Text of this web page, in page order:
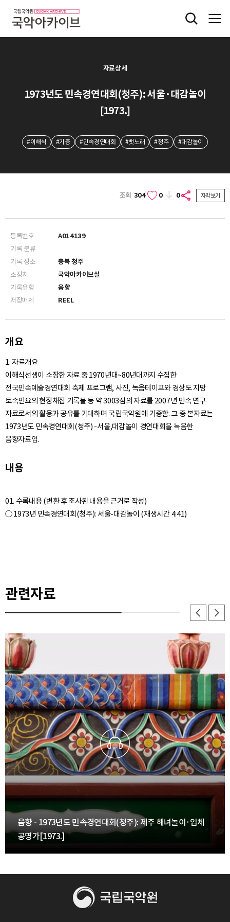
자료상세
1973년도 민속경연대회(청주): 서울·대감놀이
[1973.]
#이해식 #기증 #민속경연대회 #뱃노래 #청주 #대감놀이
조회 304 0 0 자막보기
등록번호
A014139
기록 분류
기록 장소
충북 청주
소장처
국악아카이브실
기록유형
음향
저장매체
REEL
개요
1. 자료개요
이해식선생이 소장한 자료 중 1970년대~80년대까지 수집한
전국민속예술경연대회 축제 프로그램, 사진, 녹음테이프와 경상도 지방
토속민요의 현장채집 기록물 등 약 3003점의 자료를 2007년 민속 연구
자료로서의 활용과 공유를 기대하며 국립국악원에 기증함. 그 중 본자료는
1973년도 민속경연대회(청주) -서울,대감놀이 경연대회을 녹음한
음향자료임.
내용
01. 수록내용 (변환 후 조사된 내용을 근거로 작성)
관련자료
음향 - 1973년도 민속경연대회(청주): 제주 해녀놀이·입체
공명가[1973.]